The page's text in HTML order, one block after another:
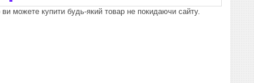
ви можете купити будь-який товар не покидаючи сайту.